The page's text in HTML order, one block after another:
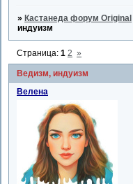
» Кастанеда форум Original
индуизм
Ведизм, индуизм
Страница:1 2 »
Велена